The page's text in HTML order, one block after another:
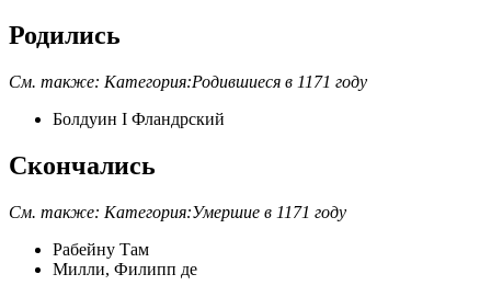
Родились
См. также: Категория:Родившиеся в 1171 году
Болдуин I Фландрский
Скончались
См. также: Категория:Умершие в 1171 году
Рабейну Там
Милли, Филипп де